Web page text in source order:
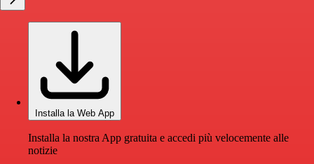
Installa la Web App
Installa la nostra App gratuita e accedi più velocemente alle
notizie